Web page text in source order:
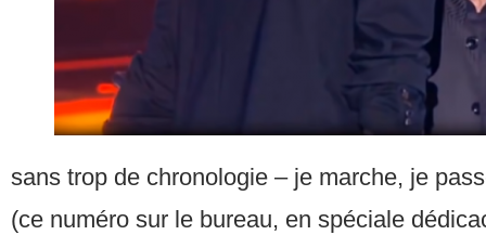
sans trop de chronologie – je marche, je
(ce numéro sur le bureau, en spéciale